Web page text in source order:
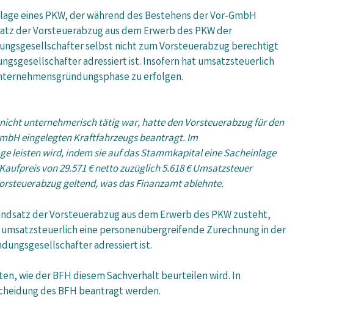
eines PKW, der während des Bestehens der Vor-GmbH
der Vorsteuerabzug aus dem Erwerb des PKW der
selbst nicht zum Vorsteuerabzug berechtigt
adressiert ist. Insofern hat umsatzsteuerlich
zu erfolgen.
unternehmerisch tätig war, hatte den Vorsteuerabzug für den
eingelegten Kraftfahrzeugs beantragt. Im
leisten wird, indem sie auf das Stammkapital eine Sacheinlage
von 29.571 € netto zuzüglich 5.618 € Umsatzsteuer
geltend, was das Finanzamt ablehnte.
der Vorsteuerabzug aus dem Erwerb des PKW zusteht,
eine personenübergreifende Zurechnung in der
adressiert ist.
wie der BFH diesem Sachverhalt beurteilen wird. In
des BFH beantragt werden.